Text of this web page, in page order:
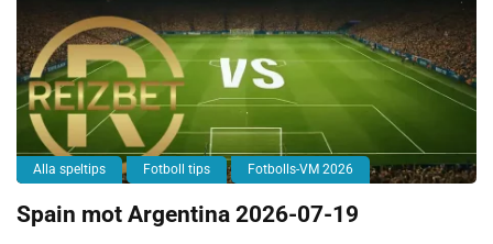
Alla speltips Fotboll tips Fotbolls-VM 2026
Spain mot Argentina 2026-07-19